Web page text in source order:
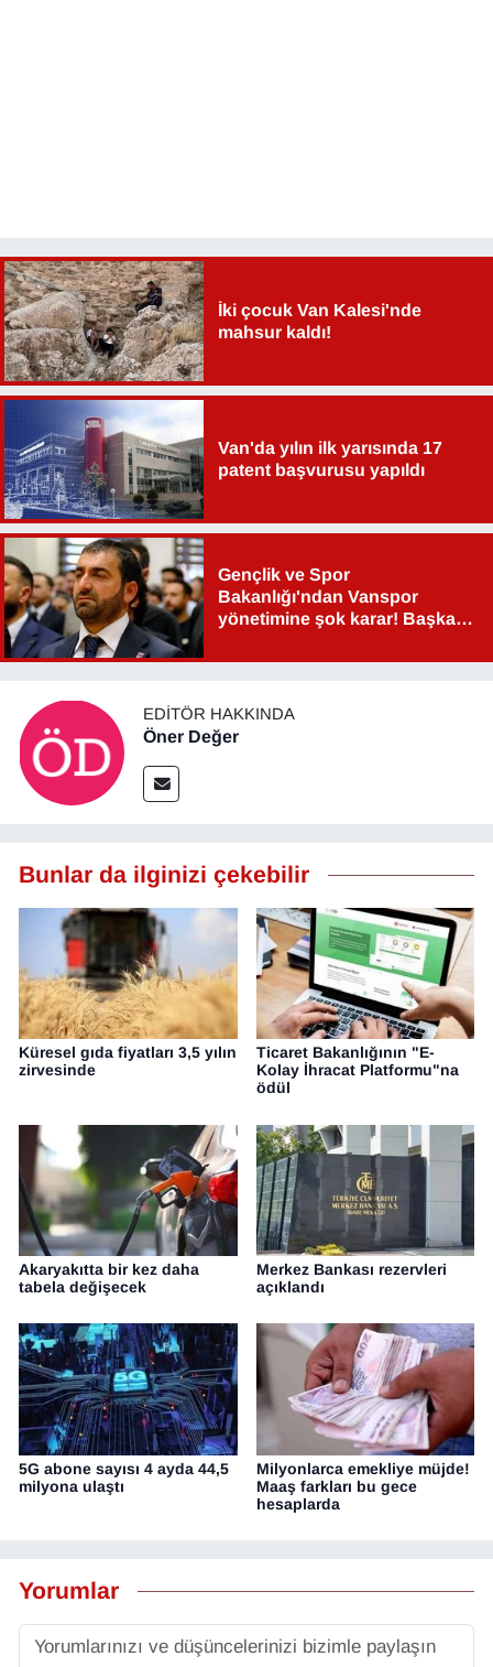
İki çocuk Van Kalesi'nde
mahsur kaldı!
Van'da yılın ilk yarısında 17
patent başvurusu yapıldı
Gençlik ve Spor
Bakanlığı'ndan Vanspor
yönetimine şok karar! Başkan
EDITÖR HAKKINDA
Öner Değer
Bunlar da ilginizi çekebilir
Küresel gıda fiyatları 3,5 yılın
zirvesinde
Ticaret Bakanlığının "E-
Kolay İhracat Platformu"na
ödül
Akaryakıtta bir kez daha
tabela değişecek
Merkez Bankası rezervleri
açıklandı
5G abone sayısı 4 ayda 44,5
milyona ulaştı
Milyonlarca emekliye müjde!
Maaş farkları bu gece
hesaplarda
Yorumlar
SİYASET
SPOR
TEBRİK
TEKNOLOJİ
Turizm
VAN'DA SPOR
Vasıta
YAŞAM
YEREL